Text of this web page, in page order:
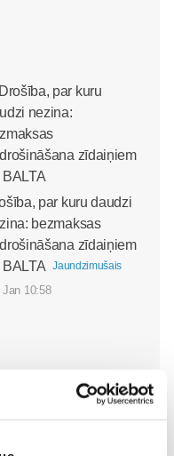
par kuru daudzi
bezmaksas
zīdaiņiem
BALTA
Jaundzimušais
Jan 10:58